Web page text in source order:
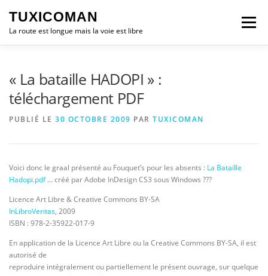
contenu
TUXICOMAN
La route est longue mais la voie est libre
Menu
« La bataille HADOPI » :
téléchargement PDF
PUBLIÉ LE 30 OCTOBRE 2009 PAR TUXICOMAN
Voici donc le graal présenté au Fouquet’s pour les absents : La Bataille
Hadopi.pdf… créé par Adobe InDesign CS3 sous Windows ???
Licence Art Libre & Creative Commons BY-SA
InLibroVeritas, 2009
ISBN : 978-2-35922-017-9
En application de la Licence Art Libre ou la Creative Commons BY-SA, il est
autorisé de
reproduire intégralement ou partiellement le présent ouvrage, sur quelque